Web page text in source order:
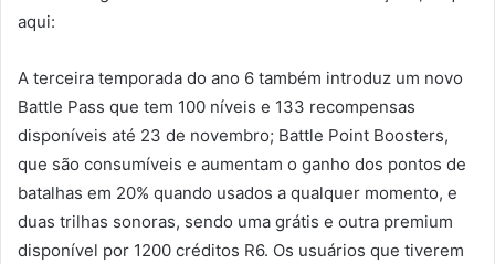
aqui:
A terceira temporada do ano 6 também introduz um novo
Battle Pass que tem 100 níveis e 133 recompensas
disponíveis até 23 de novembro; Battle Point Boosters,
que são consumíveis e aumentam o ganho dos pontos de
batalhas em 20% quando usados a qualquer momento, e
duas trilhas sonoras, sendo uma grátis e outra premium
disponível por 1200 créditos R6. Os usuários que tiverem